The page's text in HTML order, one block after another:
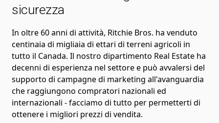
sicurezza
In oltre 60 anni di attività, Ritchie Bros. ha venduto
centinaia di migliaia di ettari di terreni agricoli in
tutto il Canada. Il nostro dipartimento Real Estate ha
decenni di esperienza nel settore e può avvalersi del
supporto di campagne di marketing all'avanguardia
che raggiungono compratori nazionali ed
internazionali - facciamo di tutto per permetterti di
ottenere i migliori prezzi di vendita.